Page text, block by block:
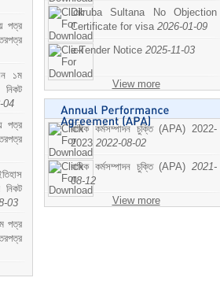
পত্র
১ম
04
পত্র
নিকট
03
পত্র
Dilruba Sultana No Objection
Certificate for visa 2026-01-09
e-Tender Notice 2025-11-03
View more
বাষিক কর্মসম্পাদন চুক্তি (APA) 2022-
2023 2022-08-02
বাষিক কর্মসম্পাদন চুক্তি (APA) 2021-
08-12
View more